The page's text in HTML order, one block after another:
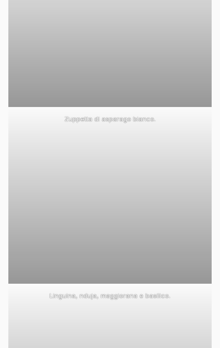
Zuppetta di asparago bianco.
Linguina, nduja, maggiorana e basilico.